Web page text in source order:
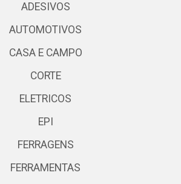
ADESIVOS
AUTOMOTIVOS
CASA E CAMPO
CORTE
ELETRICOS
EPI
FERRAGENS
FERRAMENTAS